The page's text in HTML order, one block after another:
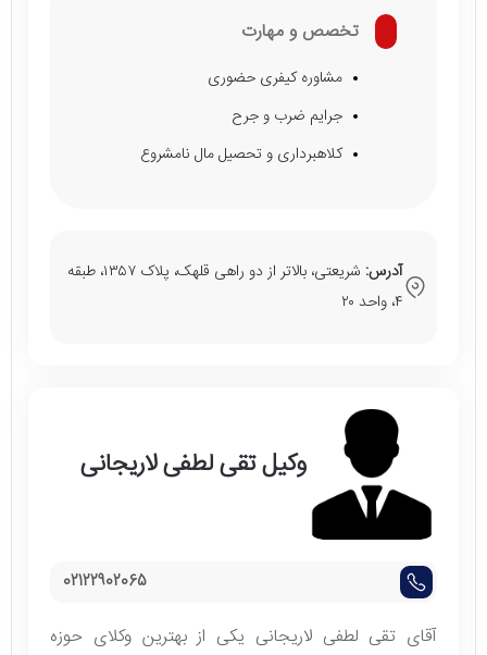
تخصص و مهارت
مشاوره کیفری حضوری
جرایم ضرب و جرح
کلاهبرداری و تحصیل مال نامشروع
آدرس:
شریعتی، بالاتر از دو راهی قلهک، پلاک ۱۳۵۷، طبقه
۴، واحد ۲۰
وکیل تقی لطفی لاریجانی
02122902065
آقای تقی لطفی لاریجانی یکی از بهترین وکلای حوزه